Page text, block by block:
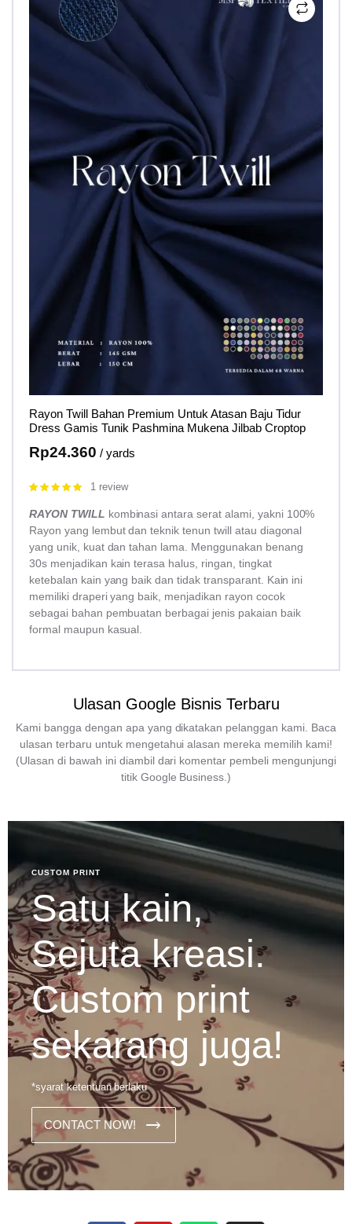
Rayon Twill Bahan Premium Untuk Atasan Baju Tidur
Dress Gamis Tunik Pashmina Mukena Jilbab Croptop
Rp24.360 / yards
Rated
1 review
RAYON TWILL kombinasi antara serat alami, yakni 100%
Rayon yang lembut dan teknik tenun twill atau diagonal
yang unik, kuat dan tahan lama. Menggunakan benang
30s menjadikan kain terasa halus, ringan, tingkat
ketebalan kain yang baik dan tidak transparant. Kain ini
memiliki draperi yang baik, menjadikan rayon cocok
sebagai bahan pembuatan berbagai jenis pakaian baik
formal maupun kasual.
Ulasan Google Bisnis Terbaru
Kami bangga dengan apa yang dikatakan pelanggan kami. Baca
ulasan terbaru untuk mengetahui alasan mereka memilih kami!
(Ulasan di bawah ini diambil dari komentar pembeli mengunjungi
titik Google Business.)
CUSTOM PRINT
Satu kain,
Sejuta kreasi.
Custom print
sekarang juga!
*syarat ketentuan berlaku
CONTACT NOW!